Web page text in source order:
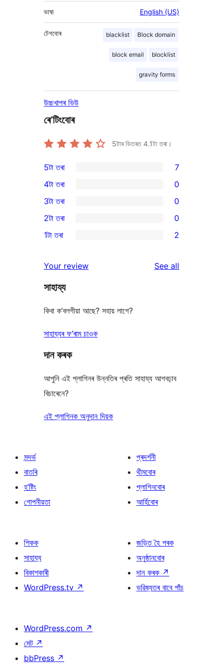
ভাষা English (US)
blacklist Block domain
block email blocklist
gravity forms
টেগবোৰ
উচ্চখাপৰ ভিউ
ৰে’টিংবোৰ
5টাৰ ভিতৰত4.1টা তৰা।
7
5-
star
reviews
5টা তৰা 7
4-
star
reviews
4টা তৰা 0
0
3-
star
3টা তৰা 0
2-
reviews
2টা তৰা 0
star
reviews
1টা তৰা 2
Your review See all
সাহায্য
কিবা ক’বলগীয়া আছে? সহায় লাগে?
সাহায্যৰ ফ’ৰাম চাওক
দান কৰক
আপুনি এই প্লাগিনৰ উন্নতিৰ প্ৰতি সাহায্য আগবঢ়াব
বিচাৰেনে?
এই প্লাগিনক অনুদান দিয়ক
সন্দৰ্ভ
বাতৰি
হ’ষ্টিং
গোপনীয়তা
প্ৰদৰ্শনী
থীমবোৰ
প্লাগিনবোৰ
আৰ্হিবোৰ
শিকক
সাহায্য
বিকাশকাৰী
WordPress.tv ↗
জড়িত হৈ পৰক
অনুষ্ঠানবোৰ
দান কৰক ↗
ভৱিষ্যতৰ বাবে পাঁচ
WordPress.com ↗
মেট ↗
bbPress ↗